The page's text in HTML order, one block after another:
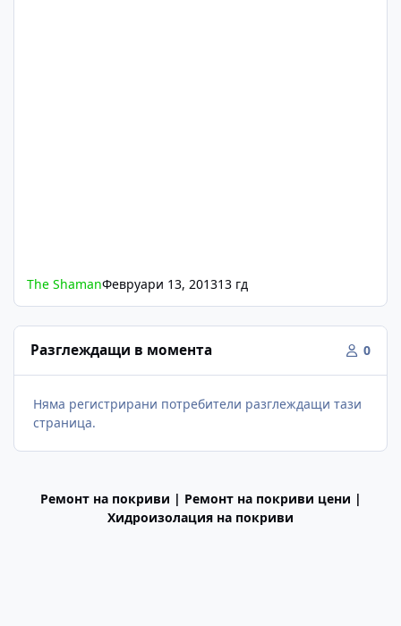
The ShamanФевруари 13, 201313 гд
Разглеждащи в момента 0
Няма регистрирани потребители разглеждащи тази
страница.
Ремонт на покриви | Ремонт на покриви цени |
Хидроизолация на покриви